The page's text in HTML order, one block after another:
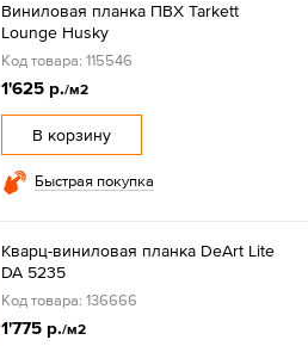
Виниловая планка ПВХ Tarkett
Lounge Husky
Код товара: 115546
1'625 р./м2
В корзину
Быстрая покупка
Кварц-виниловая планка DeArt Lite
DA 5235
Код товара: 136666
1'775 р./м2